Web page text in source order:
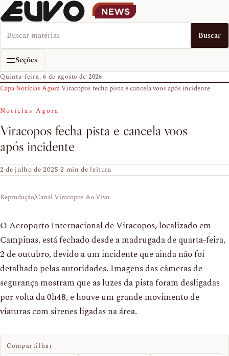
Buscar no EUVO News Buscar
Seções
Quinta-feira, 6 de agosto de 2026
Capa›Notícias Agora›Viracopos fecha pista e cancela voos após incidente
Notícias Agora
Viracopos fecha pista e cancela voos
após incidente
2 de julho de 2025·2 min de leitura
Reprodução/Canal Viracopos Ao Vivo
O Aeroporto Internacional de Viracopos, localizado em
Campinas, está fechado desde a madrugada de quarta-feira,
2 de outubro, devido a um incidente que ainda não foi
detalhado pelas autoridades. Imagens das câmeras de
segurança mostram que as luzes da pista foram desligadas
por volta da 0h48, e houve um grande movimento de
viaturas com sirenes ligadas na área.
Compartilhar